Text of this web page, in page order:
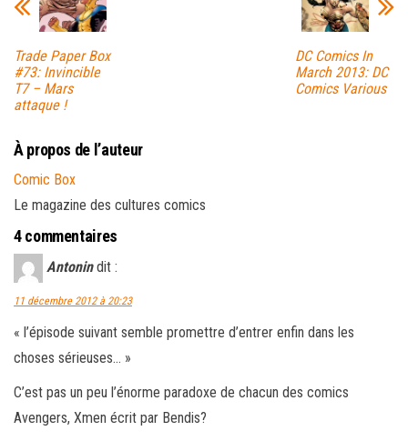
Trade Paper Box
#73: Invincible
T7 – Mars
attaque !
DC Comics In
March 2013: DC
Comics Various
À propos de l’auteur
Comic Box
Le magazine des cultures comics
4 commentaires
Antonin dit :
11 décembre 2012 à 20:23
« l’épisode suivant semble promettre d’entrer enfin dans les
choses sérieuses… »
C’est pas un peu l’énorme paradoxe de chacun des comics
Avengers, Xmen écrit par Bendis?